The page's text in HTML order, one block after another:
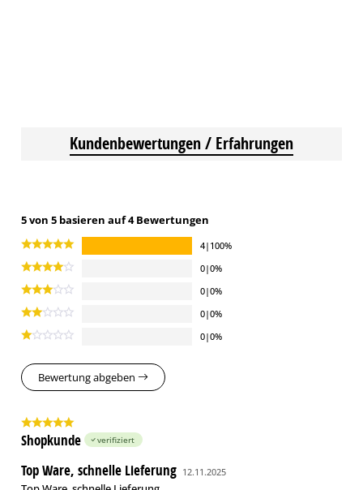
Kundenbewertungen / Erfahrungen
5 von 5 basieren auf 4 Bewertungen
4|100%
0|0%
0|0%
0|0%
0|0%
Bewertung abgeben
Shopkunde verifiziert
Top Ware, schnelle Lieferung 12.11.2025